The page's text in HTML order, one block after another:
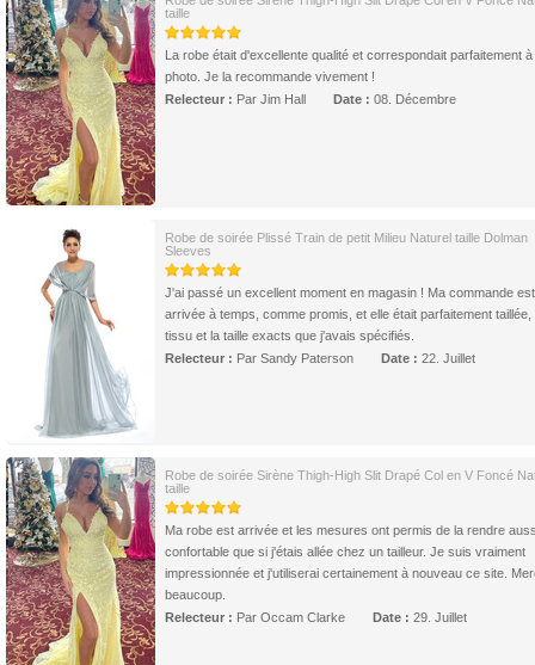
taille
La robe était d'excellente qualité et correspondait parfaitement à
photo. Je la recommande vivement !
Relecteur : Par Jim Hall Date : 08. Décembre
Robe de soirée Plissé Train de petit Milieu Naturel taille Dolman
Sleeves
J'ai passé un excellent moment en magasin ! Ma commande est
arrivée à temps, comme promis, et elle était parfaitement
tissu et la taille exacts que j'avais spécifiés.
Relecteur : Par Sandy Paterson Date : 22. Juillet
Robe de soirée Sirène Thigh-High Slit Drapé Col en V Foncé
taille
Ma robe est arrivée et les mesures ont permis de la rendre
confortable que si j'étais allée chez un tailleur. Je suis vraiment
impressionnée et j'utiliserai certainement à nouveau ce site.
beaucoup.
Relecteur : Par Occam Clarke Date : 29. Juillet